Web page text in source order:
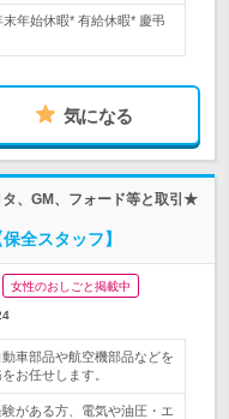
年始休暇* 有給休暇* 慶弔
気になる
、GM、フォード等と取引★
全スタッフ】
女性のおしごと掲載中
車部品や航空機部品などを
お任せします。
がある方、電気や油圧・エ